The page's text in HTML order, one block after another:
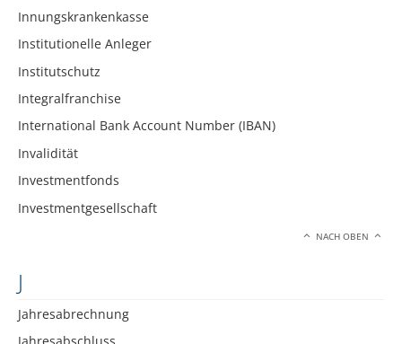
Innungskrankenkasse
Institutionelle Anleger
Institutschutz
Integralfranchise
International Bank Account Number (IBAN)
Invalidität
Investmentfonds
Investmentgesellschaft
NACH OBEN
J
Jahresabrechnung